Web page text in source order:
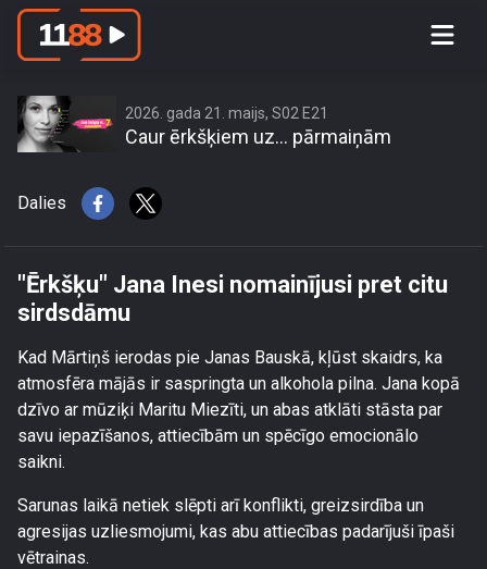
\"Ērkšķu\" Jana Inesi nomainījusi pret
2026. gada 21. maijs, S02 E21
Caur ērkšķiem uz… pārmaiņām
Dalies
"Ērkšķu" Jana Inesi nomainījusi pret citu
sirdsdāmu
Kad Mārtiņš ierodas pie Janas Bauskā, kļūst skaidrs, ka
atmosfēra mājās ir saspringta un alkohola pilna. Jana kopā
dzīvo ar mūziķi Maritu Miezīti, un abas atklāti stāsta par
savu iepazīšanos, attiecībām un spēcīgo emocionālo
saikni.
Sarunas laikā netiek slēpti arī konflikti, greizsirdība un
agresijas uzliesmojumi, kas abu attiecības padarījuši īpaši
vētrainas.